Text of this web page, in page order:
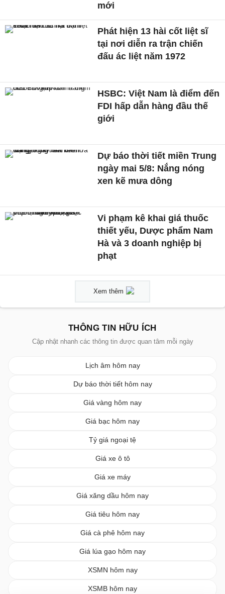
mới
Phát hiện 13 hài cốt liệt sĩ
tại nơi diễn ra trận chiến
đấu ác liệt năm 1972
HSBC: Việt Nam là điểm đến
FDI hấp dẫn hàng đầu thế
giới
Dự báo thời tiết miền Trung
ngày mai 5/8: Nắng nóng
xen kẽ mưa dông
Vi phạm kê khai giá thuốc
thiết yếu, Dược phẩm Nam
Hà và 3 doanh nghiệp bị
phạt
Xem thêm
THÔNG TIN HỮU ÍCH
Cập nhật nhanh các thông tin được quan tâm mỗi ngày
Lịch âm hôm nay
Dự báo thời tiết hôm nay
Giá vàng hôm nay
Giá bạc hôm nay
Tỷ giá ngoại tệ
Giá xe ô tô
Giá xe máy
Giá xăng dầu hôm nay
Giá tiêu hôm nay
Giá cà phê hôm nay
Giá lúa gạo hôm nay
XSMN hôm nay
XSMB hôm nay